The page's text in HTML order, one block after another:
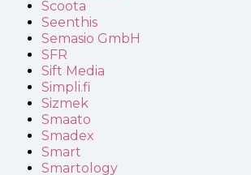
Scoota
Seenthis
Semasio GmbH
SFR
Sift Media
Simpli.fi
Sizmek
Smaato
Smadex
Smart
Smartology